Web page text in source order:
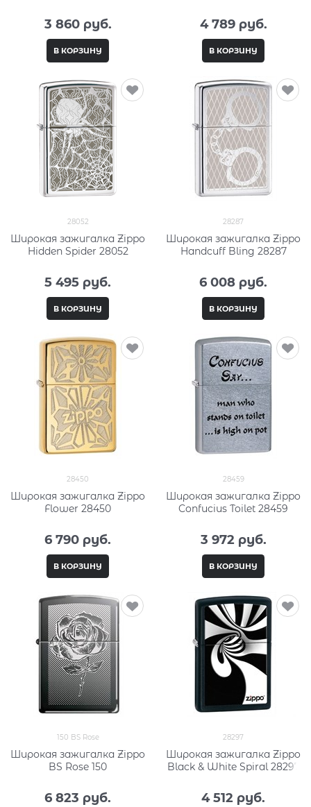
3 860 руб.
В КОРЗИНУ
4 789 руб.
В КОРЗИНУ
28052
Широкая зажигалка Zippo
Hidden Spider 28052
5 495 руб.
В КОРЗИНУ
28287
Широкая зажигалка Zippo
Handcuff Bling 28287
6 008 руб.
В КОРЗИНУ
28450
Широкая зажигалка Zippo
Flower 28450
6 790 руб.
В КОРЗИНУ
28459
Широкая зажигалка Zippo
Confucius Toilet 28459
3 972 руб.
В КОРЗИНУ
150 BS Rose
Широкая зажигалка Zippo
BS Rose 150
6 823 руб.
28297
Широкая зажигалка Zippo
Black & White Spiral 28297
4 512 руб.